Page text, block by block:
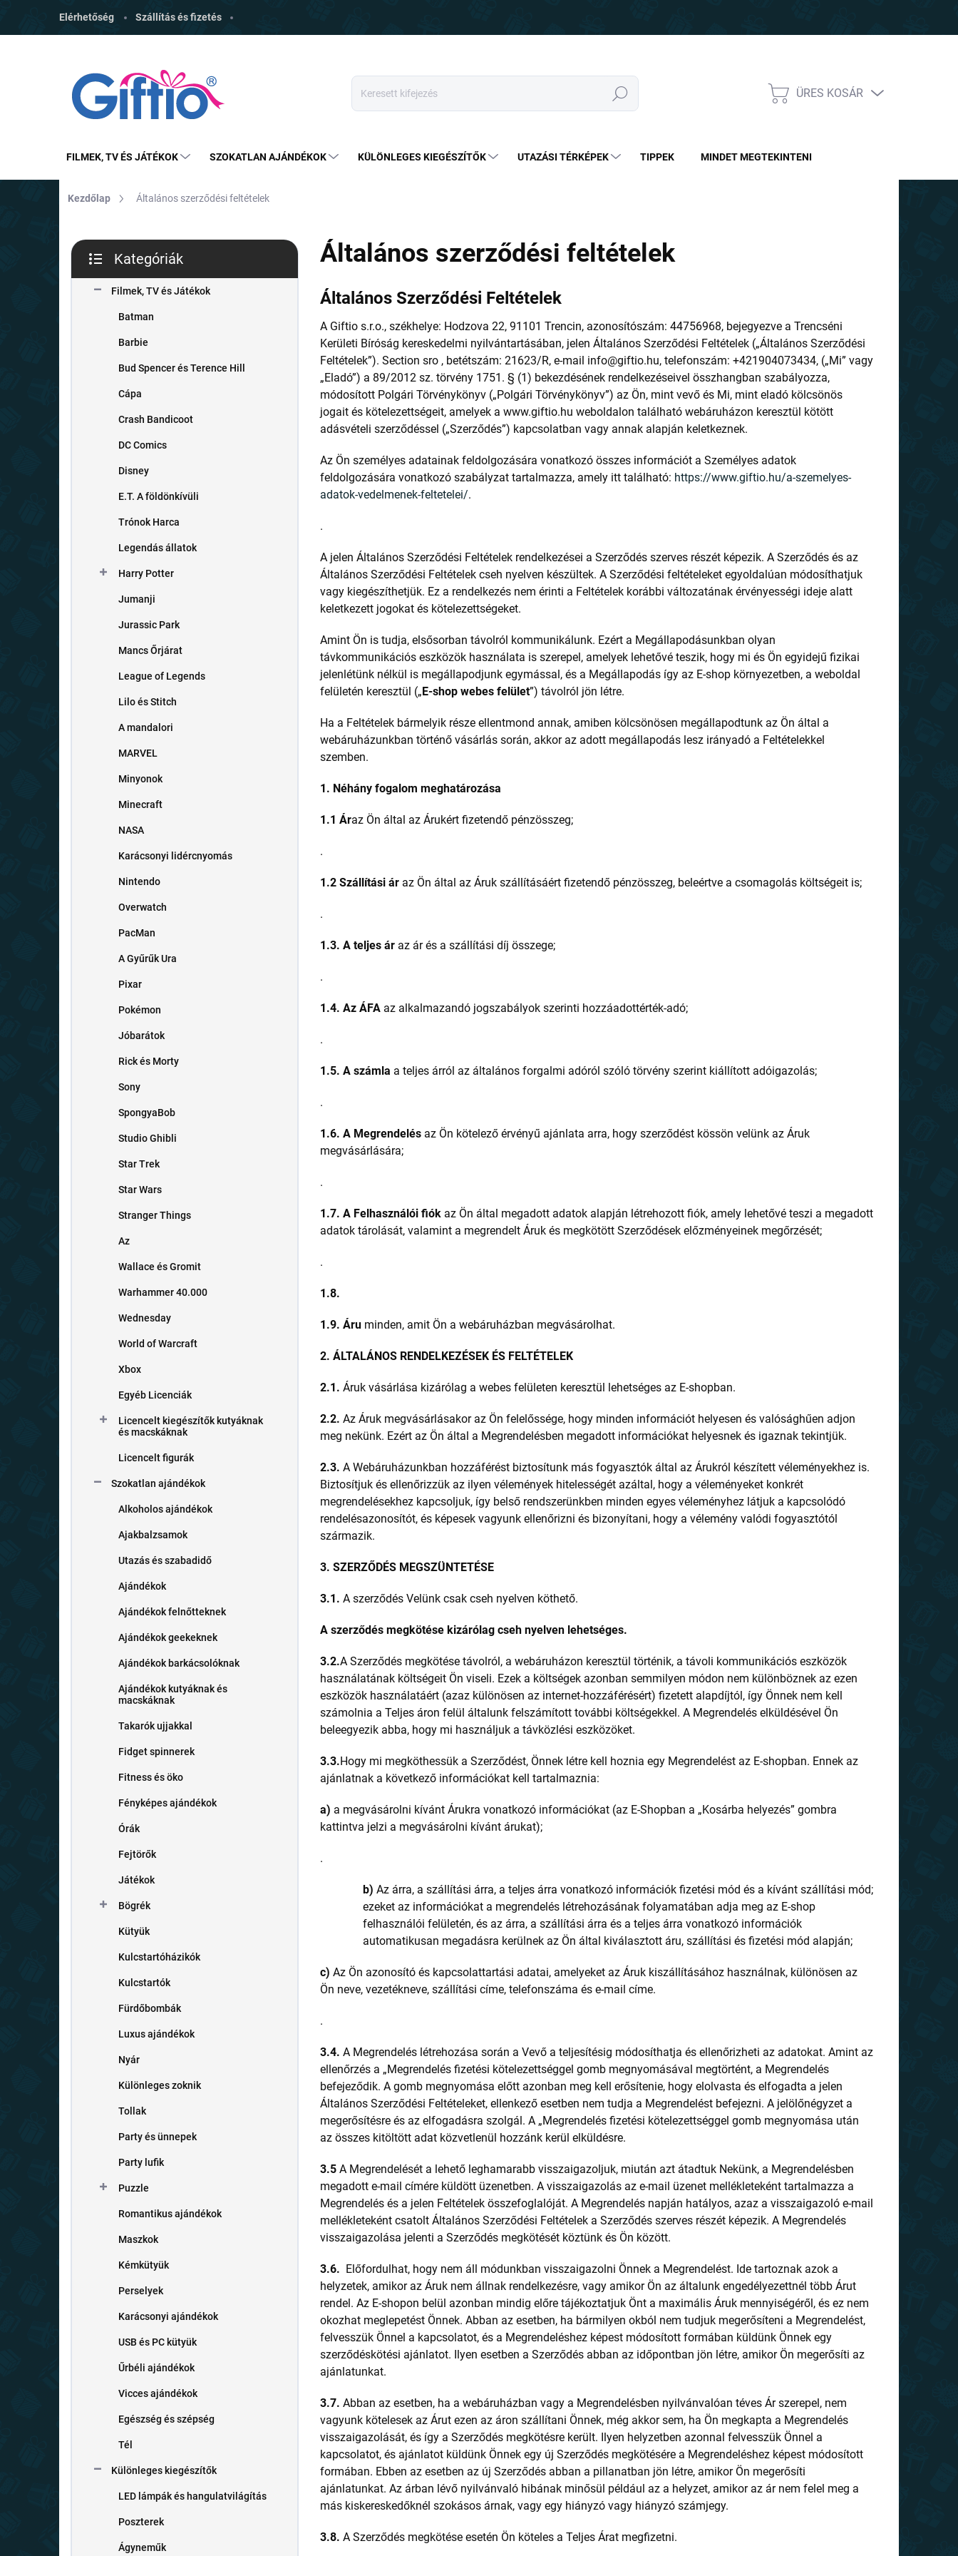
fő
Elérhetőség Szállítás és fizetés
Keresés KOSÁR
ÜRES KOSÁR
FILMEK, TV ÉS JÁTÉKOK SZOKATLAN AJÁNDÉKOK KÜLÖNLEGES KIEGÉSZÍTŐK UTAZÁSI TÉRKÉPEK TIPPEK MINDET MEGTEKINTENI
Kezdőlap Általános szerződési feltételek
O
d
átugrása
Kategóriák
Filmek, TV és Játékok
Batman
Barbie
Bud Spencer és Terence Hill
Cápa
Crash Bandicoot
DC Comics
Disney
E.T. A földönkívüli
Trónok Harca
Legendás állatok
Harry Potter
Jumanji
Jurassic Park
Mancs Őrjárat
League of Legends
Lilo és Stitch
A mandalori
MARVEL
Minyonok
Minecraft
NASA
Karácsonyi lidércnyomás
Nintendo
Overwatch
PacMan
A Gyűrűk Ura
Pixar
Pokémon
Jóbarátok
Rick és Morty
Sony
SpongyaBob
Studio Ghibli
Star Trek
Star Wars
Stranger Things
Az
Wallace és Gromit
Warhammer 40.000
Wednesday
World of Warcraft
Xbox
Egyéb Licenciák
Licencelt kiegészítők kutyáknak
és macskáknak
Licencelt figurák
Szokatlan ajándékok
Alkoholos ajándékok
Ajakbalzsamok
Utazás és szabadidő
Ajándékok
Ajándékok felnőtteknek
Ajándékok geekeknek
Ajándékok barkácsolóknak
Ajándékok kutyáknak és
macskáknak
Takarók ujjakkal
Fidget spinnerek
Fitness és öko
Fényképes ajándékok
Órák
Fejtörők
Játékok
Bögrék
Kütyük
Kulcstartóházikók
Kulcstartók
Fürdőbombák
Luxus ajándékok
Nyár
Különleges zoknik
Tollak
Party és ünnepek
Party lufik
Puzzle
Romantikus ajándékok
Maszkok
Kémkütyük
Perselyek
Karácsonyi ajándékok
USB és PC kütyük
Űrbéli ajándékok
Vicces ajándékok
Egészség és szépség
Tél
Különleges kiegészítők
LED lámpák és hangulatvilágítás
Poszterek
Ágyneműk
Általános szerződési feltételek
Általános Szerződési Feltételek
A Giftio s.r.o., székhelye: Hodzova 22, 91101 Trencin, azonosítószám: 44756968, bejegyezve a Trencséni
Kerületi Bíróság kereskedelmi nyilvántartásában, jelen Általános Szerződési Feltételek („Általános Szerződési
Feltételek”). Section sro , betétszám: 21623/R, e-mail info@giftio.hu, telefonszám: +421904073434, („Mi” vagy
„Eladó”) a 89/2012 sz. törvény 1751. § (1) bekezdésének rendelkezéseivel összhangban szabályozza,
módosított Polgári Törvénykönyv („Polgári Törvénykönyv”) az Ön, mint vevő és Mi, mint eladó kölcsönös
jogait és kötelezettségeit, amelyek a www.giftio.hu weboldalon található webáruházon keresztül kötött
adásvételi szerződéssel („Szerződés”) kapcsolatban vagy annak alapján keletkeznek.
Az Ön személyes adatainak feldolgozására vonatkozó összes információt a Személyes adatok
feldolgozására vonatkozó szabályzat tartalmazza, amely itt található: https://www.giftio.hu/a-szemelyes-
adatok-vedelmenek-feltetelei/.
.
A jelen Általános Szerződési Feltételek rendelkezései a Szerződés szerves részét képezik. A Szerződés és az
Általános Szerződési Feltételek cseh nyelven készültek. A Szerződési feltételeket egyoldalúan módosíthatjuk
vagy kiegészíthetjük. Ez a rendelkezés nem érinti a Feltételek korábbi változatának érvényességi ideje alatt
keletkezett jogokat és kötelezettségeket.
Amint Ön is tudja, elsősorban távolról kommunikálunk. Ezért a Megállapodásunkban olyan
távkommunikációs eszközök használata is szerepel, amelyek lehetővé teszik, hogy mi és Ön egyidejű fizikai
jelenlétünk nélkül is megállapodjunk egymással, és a Megállapodás így az E-shop környezetben, a weboldal
felületén keresztül („E-shop webes felület”) távolról jön létre.
Ha a Feltételek bármelyik része ellentmond annak, amiben kölcsönösen megállapodtunk az Ön által a
webáruházunkban történő vásárlás során, akkor az adott megállapodás lesz irányadó a Feltételekkel
szemben.
1. Néhány fogalom meghatározása
1.1 Áraz Ön által az Árukért fizetendő pénzösszeg;
.
1.2 Szállítási ár az Ön által az Áruk szállításáért fizetendő pénzösszeg, beleértve a csomagolás költségeit is;
.
1.3. A teljes ár az ár és a szállítási díj összege;
.
1.4. Az ÁFA az alkalmazandó jogszabályok szerinti hozzáadottérték-adó;
.
1.5. A számla a teljes árról az általános forgalmi adóról szóló törvény szerint kiállított adóigazolás;
.
1.6. A Megrendelés az Ön kötelező érvényű ajánlata arra, hogy szerződést kössön velünk az Áruk
megvásárlására;
.
1.7. A Felhasználói fiók az Ön által megadott adatok alapján létrehozott fiók, amely lehetővé teszi a megadott
adatok tárolását, valamint a megrendelt Áruk és megkötött Szerződések előzményeinek megőrzését;
.
1.8.
1.9. Áru minden, amit Ön a webáruházban megvásárolhat.
2. ÁLTALÁNOS RENDELKEZÉSEK ÉS FELTÉTELEK
2.1. Áruk vásárlása kizárólag a webes felületen keresztül lehetséges az E-shopban.
2.2. Az Áruk megvásárlásakor az Ön felelőssége, hogy minden információt helyesen és valósághűen adjon
meg nekünk. Ezért az Ön által a Megrendelésben megadott információkat helyesnek és igaznak tekintjük.
2.3. A Webáruházunkban hozzáférést biztosítunk más fogyasztók által az Árukról készített véleményekhez is.
Biztosítjuk és ellenőrizzük az ilyen vélemények hitelességét azáltal, hogy a véleményeket konkrét
megrendelésekhez kapcsoljuk, így belső rendszerünkben minden egyes véleményhez látjuk a kapcsolódó
rendelésazonosítót, és képesek vagyunk ellenőrizni és bizonyítani, hogy a vélemény valódi fogyasztótól
származik.
3. SZERZŐDÉS MEGSZÜNTETÉSE
3.1. A szerződés Velünk csak cseh nyelven köthető.
A szerződés megkötése kizárólag cseh nyelven lehetséges.
3.2.A Szerződés megkötése távolról, a webáruházon keresztül történik, a távoli kommunikációs eszközök
használatának költségeit Ön viseli. Ezek a költségek azonban semmilyen módon nem különböznek az ezen
eszközök használatáért (azaz különösen az internet-hozzáférésért) fizetett alapdíjtól, így Önnek nem kell
számolnia a Teljes áron felül általunk felszámított további költségekkel. A Megrendelés elküldésével Ön
beleegyezik abba, hogy mi használjuk a távközlési eszközöket.
3.3.Hogy mi megköthessük a Szerződést, Önnek létre kell hoznia egy Megrendelést az E-shopban. Ennek az
ajánlatnak a következő információkat kell tartalmaznia:
a) a megvásárolni kívánt Árukra vonatkozó információkat (az E-Shopban a „Kosárba helyezés” gombra
kattintva jelzi a megvásárolni kívánt árukat);
.
b) Az árra, a szállítási árra, a teljes árra vonatkozó információk fizetési mód és a kívánt szállítási mód;
ezeket az információkat a megrendelés létrehozásának folyamatában adja meg az E-shop
felhasználói felületén, és az árra, a szállítási árra és a teljes árra vonatkozó információk
automatikusan megadásra kerülnek az Ön által kiválasztott áru, szállítási és fizetési mód alapján;
c) Az Ön azonosító és kapcsolattartási adatai, amelyeket az Áruk kiszállításához használnak, különösen az
Ön neve, vezetékneve, szállítási címe, telefonszáma és e-mail címe.
.
3.4. A Megrendelés létrehozása során a Vevő a teljesítésig módosíthatja és ellenőrizheti az adatokat. Amint az
ellenőrzés a „Megrendelés fizetési kötelezettséggel gomb megnyomásával megtörtént, a Megrendelés
befejeződik. A gomb megnyomása előtt azonban meg kell erősítenie, hogy elolvasta és elfogadta a jelen
Általános Szerződési Feltételeket, ellenkező esetben nem tudja a Megrendelést befejezni. A jelölőnégyzet a
megerősítésre és az elfogadásra szolgál. A „Megrendelés fizetési kötelezettséggel gomb megnyomása után
az összes kitöltött adat közvetlenül hozzánk kerül elküldésre.
3.5 A Megrendelését a lehető leghamarabb visszaigazoljuk, miután azt átadtuk Nekünk, a Megrendelésben
megadott e-mail címére küldött üzenetben. A visszaigazolás az e-mail üzenet mellékleteként tartalmazza a
Megrendelés és a jelen Feltételek összefoglalóját. A Megrendelés napján hatályos, azaz a visszaigazoló e-mail
mellékleteként csatolt Általános Szerződési Feltételek a Szerződés szerves részét képezik. A Megrendelés
visszaigazolása jelenti a Szerződés megkötését köztünk és Ön között.
3.6. Előfordulhat, hogy nem áll módunkban visszaigazolni Önnek a Megrendelést. Ide tartoznak azok a
helyzetek, amikor az Áruk nem állnak rendelkezésre, vagy amikor Ön az általunk engedélyezettnél több Árut
rendel. Az E-shopon belül azonban mindig előre tájékoztatjuk Önt a maximális Áruk mennyiségéről, és ez nem
okozhat meglepetést Önnek. Abban az esetben, ha bármilyen okból nem tudjuk megerősíteni a Megrendelést,
felvesszük Önnel a kapcsolatot, és a Megrendeléshez képest módosított formában küldünk Önnek egy
szerződéskötési ajánlatot. Ilyen esetben a Szerződés abban az időpontban jön létre, amikor Ön megerősíti az
ajánlatunkat.
3.7. Abban az esetben, ha a webáruházban vagy a Megrendelésben nyilvánvalóan téves Ár szerepel, nem
vagyunk kötelesek az Árut ezen az áron szállítani Önnek, még akkor sem, ha Ön megkapta a Megrendelés
visszaigazolását, és így a Szerződés megkötésre került. Ilyen helyzetben azonnal felvesszük Önnel a
kapcsolatot, és ajánlatot küldünk Önnek egy új Szerződés megkötésére a Megrendeléshez képest módosított
formában. Ebben az esetben az új Szerződés abban a pillanatban jön létre, amikor Ön megerősíti
ajánlatunkat. Az árban lévő nyilvánvaló hibának minősül például az a helyzet, amikor az ár nem felel meg a
más kiskereskedőknél szokásos árnak, vagy egy hiányzó vagy hiányzó számjegy.
3.8. A Szerződés megkötése esetén Ön köteles a Teljes Árat megfizetni.